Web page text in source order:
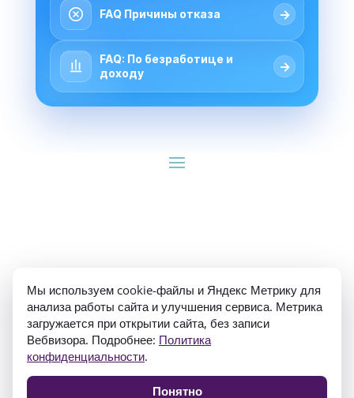
FAQ Причины отказа →
FAQ: По безработице и
доходу
→
ИП Гуляев Е.А. ОГРН 310784709900570 ИНН
781020474307
Мы используем cookie-файлы и Яндекс Метрику для
анализа работы сайта и улучшения сервиса. Метрика
загружается при открытии сайта, без записи
Вебвизора. Подробнее: Политика
конфиденциальности.
Понятно